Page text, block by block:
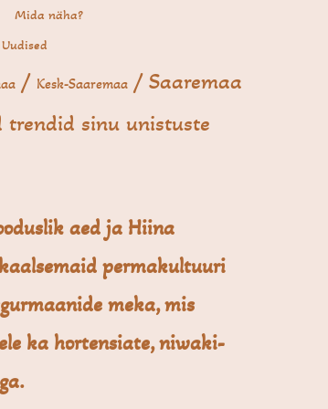
Mida näha?
Uudised
/ Kesk-Saaremaa / Saaremaa
trendid sinu unistuste
aed ja Hiina
permakultuuri
meka, mis
ka hortensiate, niwaki-